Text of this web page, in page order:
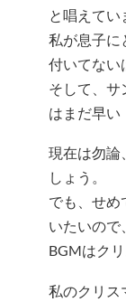
と唱えてい
私が息子に
付いてない
そして、サ
はまだ早い
現在は勿論
しょう。
でも、せめ
いたいので、
BGMはク
私のクリス